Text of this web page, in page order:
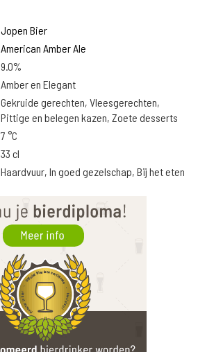
Jopen Bier
American Amber Ale
9.0%
Amber en Elegant
Gekruide gerechten, Vleesgerechten,
Pittige en belegen kazen, Zoete desserts
7 °C
33 cl
Haardvuur, In goed gezelschap, Bij het eten